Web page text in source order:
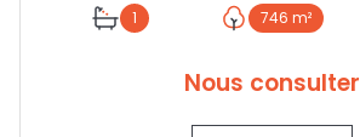
1 746 m²
Nous consulter